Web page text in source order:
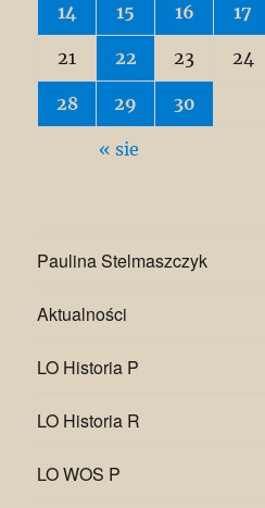
14 15 16 17
21 22 23 24
28 29 30
« sie
Paulina Stelmaszczyk
Aktualności
LO Historia P
LO Historia R
LO WOS P